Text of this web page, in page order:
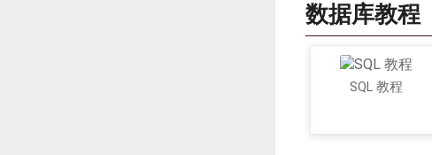
数据库教程
SQL 教程